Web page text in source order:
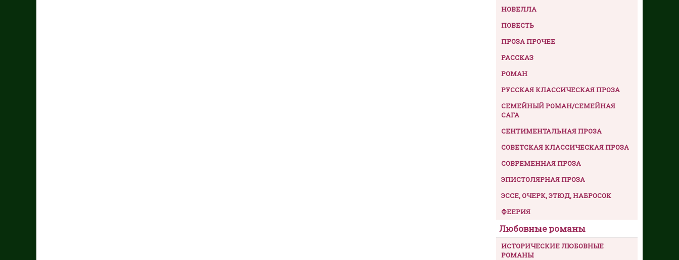
НОВЕЛЛА
ПОВЕСТЬ
ПРОЗА ПРОЧЕЕ
РАССКАЗ
РОМАН
РУССКАЯ КЛАССИЧЕСКАЯ ПРОЗА
СЕМЕЙНЫЙ РОМАН/СЕМЕЙНАЯ
САГА
СЕНТИМЕНТАЛЬНАЯ ПРОЗА
СОВЕТСКАЯ КЛАССИЧЕСКАЯ ПРОЗА
СОВРЕМЕННАЯ ПРОЗА
ЭПИСТОЛЯРНАЯ ПРОЗА
ЭССЕ, ОЧЕРК, ЭТЮД, НАБРОСОК
ФЕЕРИЯ
Любовные романы
ИСТОРИЧЕСКИЕ ЛЮБОВНЫЕ
РОМАНЫ